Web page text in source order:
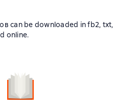
can be downloaded in fb2, txt,
online.